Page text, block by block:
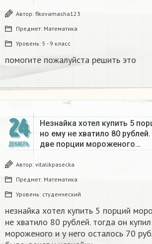
Автор: fikovamasha123
Предмет: Математика
Уровень: 5 - 9 класс
помогите пожалуйста решить это
24
ДЕКАБРЬ
Незнайка хотел купить 5
но ему не хватило 80
две порции мороженого…
Автор: vitalikpasecka
Предмет: Математика
Уровень: студенческий
незнайка хотел купить 5 порций
не хватило 80 рублей. тогда он
мороженого и у него осталось 70